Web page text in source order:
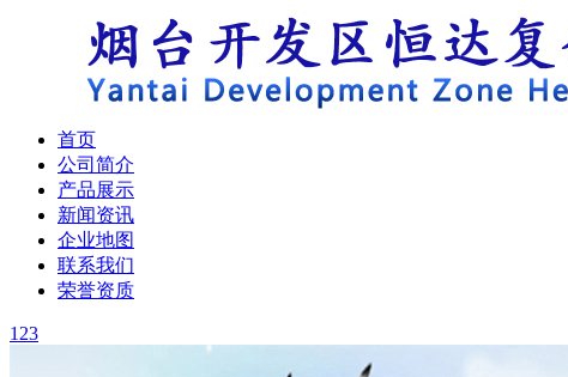
首页
公司简介
产品展示
新闻资讯
企业地图
联系我们
荣誉资质
1 23